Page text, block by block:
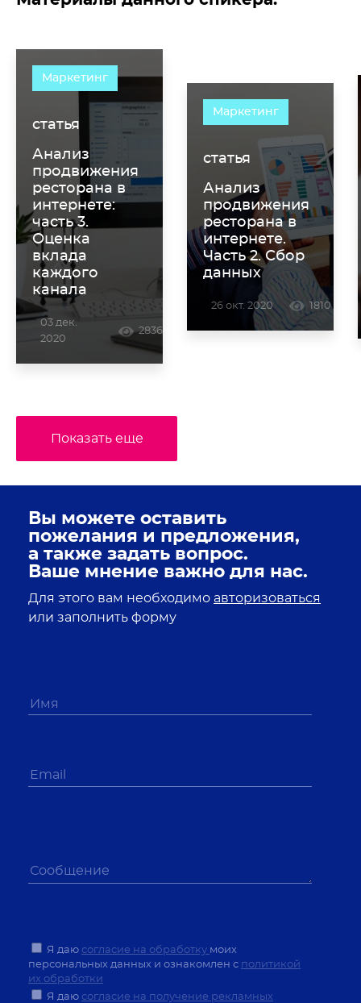
Маркетинг
статья
Анализ
продвижения
ресторана в
интернете:
часть 3.
Оценка
вклада
каждого
канала
03 дек.
2020
2836
Маркетинг
статья
Анализ
продвижения
ресторана в
интернете.
Часть 2. Сбор
данных
26 окт. 2020 1810
Показать еще
Вы можете оставить
пожелания и предложения,
а также задать вопрос.
Ваше мнение важно для нас.
Для этого вам необходимо авторизоваться
или заполнить форму
Я даю согласие на обработку моих
персональных данных и ознакомлен с политикой
их обработки
Я даю согласие на получение рекламных